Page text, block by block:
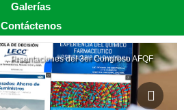
Galerías
Contáctenos
Prsentaciones del 3er Congreso AFQF